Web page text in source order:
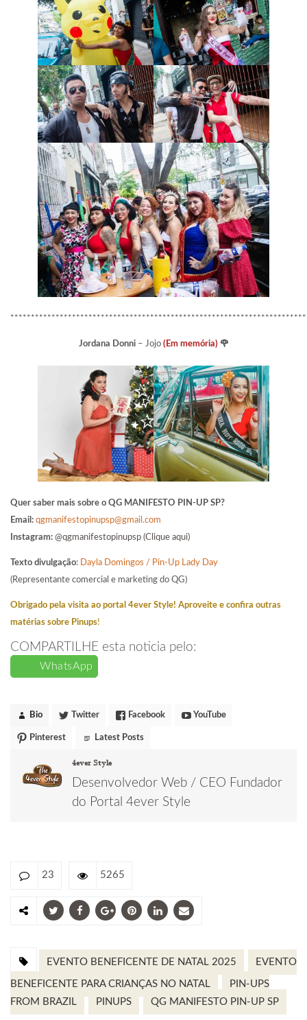
Jordana Donni– Jojo (Em memória) 🌹
Quer saber mais sobre o QG MANIFESTO PIN-UP SP?
Email: qgmanifestopinupsp@gmail.com
Instagram: @qgmanifestopinupsp (Clique aqui)
Texto divulgação: Dayla Domingos / Pin-Up Lady Day
(Representante comercial e marketing do QG)
Obrigado pela visita ao portal 4ever Style! Aproveite e confira outras
matérias sobre Pinups!
COMPARTILHE esta noticia pelo:
WhatsApp
Bio Twitter Facebook YouTube
Pinterest Latest Posts
4ever Style
Desenvolvedor Web / CEO Fundador
do Portal 4ever Style
23 5265
EVENTO BENEFICENTE DE NATAL 2025 EVENTO
BENEFICENTE PARA CRIANÇAS NO NATAL
PIN-UPS
FROM BRAZIL
PINUPS QG MANIFESTO PIN-UP SP